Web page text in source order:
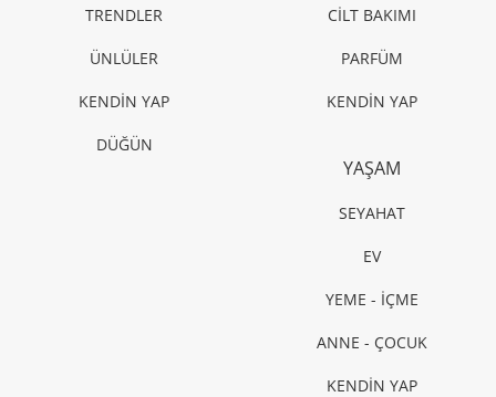
TRENDLER
ÜNLÜLER
KENDİN YAP
DÜĞÜN
CİLT BAKIMI
PARFÜM
KENDİN YAP
YAŞAM
SEYAHAT
EV
YEME - İÇME
ANNE - ÇOCUK
KENDİN YAP